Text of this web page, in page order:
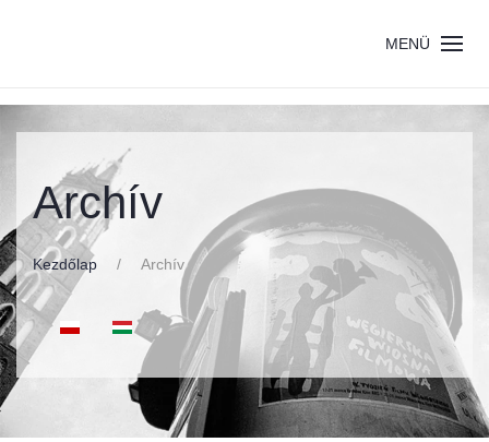
MENÜ
Archív
Kezdőlap Archív